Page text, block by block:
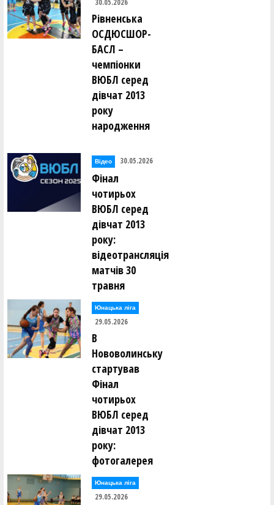
30.05.2026
Рівненська
ОСДЮСШОР-
БАСЛ –
чемпіонки
ВЮБЛ серед
дівчат 2013
року
народження
Відео 30.05.2026
Фінал
чотирьох
ВЮБЛ серед
дівчат 2013
року:
відеотрансляція
матчів 30
травня
Юнацька ліга
29.05.2026
В
Нововолинську
стартував
Фінал
чотирьох
ВЮБЛ серед
дівчат 2013
року:
фотогалерея
Юнацька ліга
29.05.2026